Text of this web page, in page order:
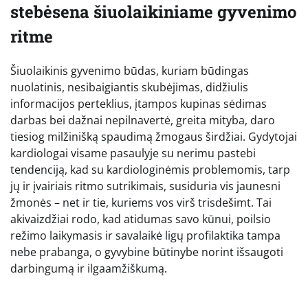
stebėsena šiuolaikiniame gyvenimo
ritme
Šiuolaikinis gyvenimo būdas, kuriam būdingas
nuolatinis, nesibaigiantis skubėjimas, didžiulis
informacijos perteklius, įtampos kupinas sėdimas
darbas bei dažnai nepilnavertė, greita mityba, daro
tiesiog milžinišką spaudimą žmogaus širdžiai. Gydytojai
kardiologai visame pasaulyje su nerimu pastebi
tendenciją, kad su kardiologinėmis problemomis, tarp
jų ir įvairiais ritmo sutrikimais, susiduria vis jaunesni
žmonės – net ir tie, kuriems vos virš trisdešimt. Tai
akivaizdžiai rodo, kad atidumas savo kūnui, poilsio
režimo laikymasis ir savalaikė ligų profilaktika tampa
nebe prabanga, o gyvybine būtinybe norint išsaugoti
darbingumą ir ilgaamžiškumą.